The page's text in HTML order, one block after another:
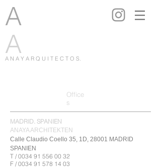
A
A
A N A Y A R Q U I T E C T O S.
Office
s
MADRID. SPANIEN
ANAYA ARCHITEKTEN
Calle Claudio Coello 35, 1D, 28001 MADRID
SPANIEN
T /0034 91 556 00 32
F /0034 91 578 14 03